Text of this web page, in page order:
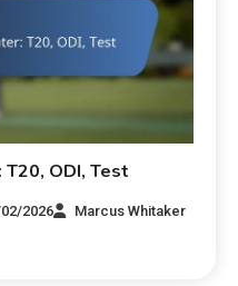
ODI, Test
2026 Marcus Whitaker